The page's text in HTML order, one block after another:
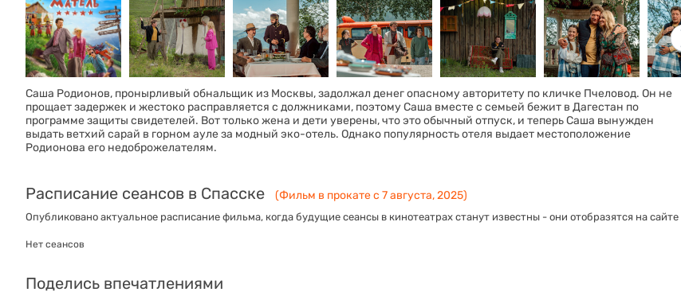
Саша Родионов, пронырливый обнальщик из Москвы, задолжал денег опасному авторитету по кличке Пчеловод. Он не
прощает задержек и жестоко расправляется с должниками, поэтому Саша вместе с семьей бежит в Дагестан по
программе защиты свидетелей. Вот только жена и дети уверены, что это обычный отпуск, и теперь Саша вынужден
выдать ветхий сарай в горном ауле за модный эко-отель. Однако популярность отеля выдает местоположение
Родионова его недоброжелателям.
Расписание сеансов в Спасске (Фильм в прокате с 7 августа, 2025)
Опубликовано актуальное расписание фильма, когда будущие сеансы в кинотеатрах станут известны - они отобразятся на сайте
Нет сеансов
Поделись впечатлениями